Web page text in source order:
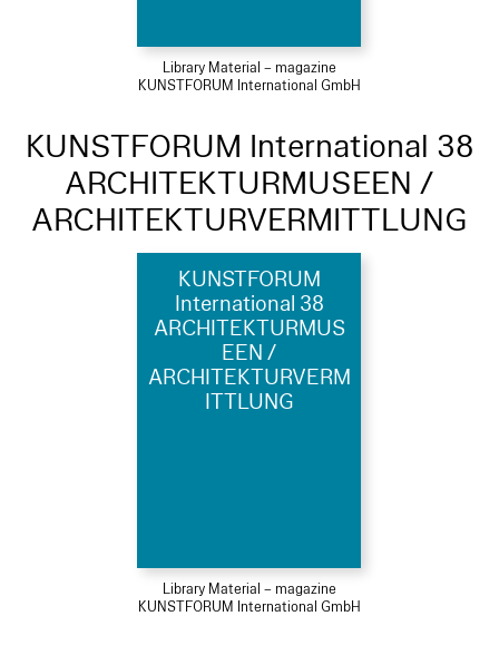
Library Material – magazine
KUNSTFORUM International GmbH
KUNSTFORUM International 38
ARCHITEKTURMUSEEN /
ARCHITEKTURVERMITTLUNG
KUNSTFORUM
International 38
ARCHITEKTURMUS
EEN /
ARCHITEKTURVERM
ITTLUNG
Library Material – magazine
KUNSTFORUM International GmbH